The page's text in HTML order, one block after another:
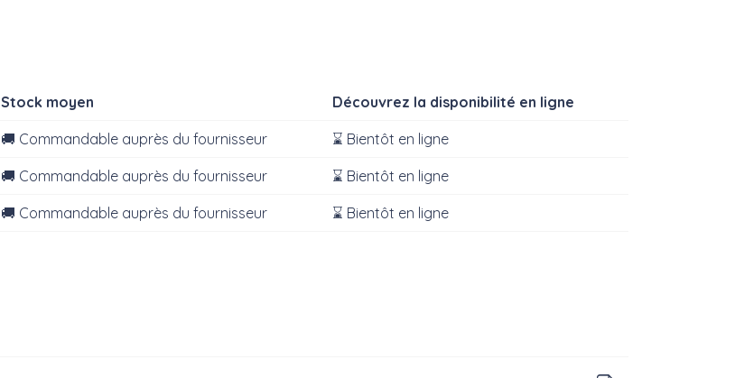
Stock moyen Découvrez la disponibilité en ligne
🚚 Commandable auprès du fournisseur ⌛ Bientôt en ligne
🚚 Commandable auprès du fournisseur ⌛ Bientôt en ligne
🚚 Commandable auprès du fournisseur ⌛ Bientôt en ligne